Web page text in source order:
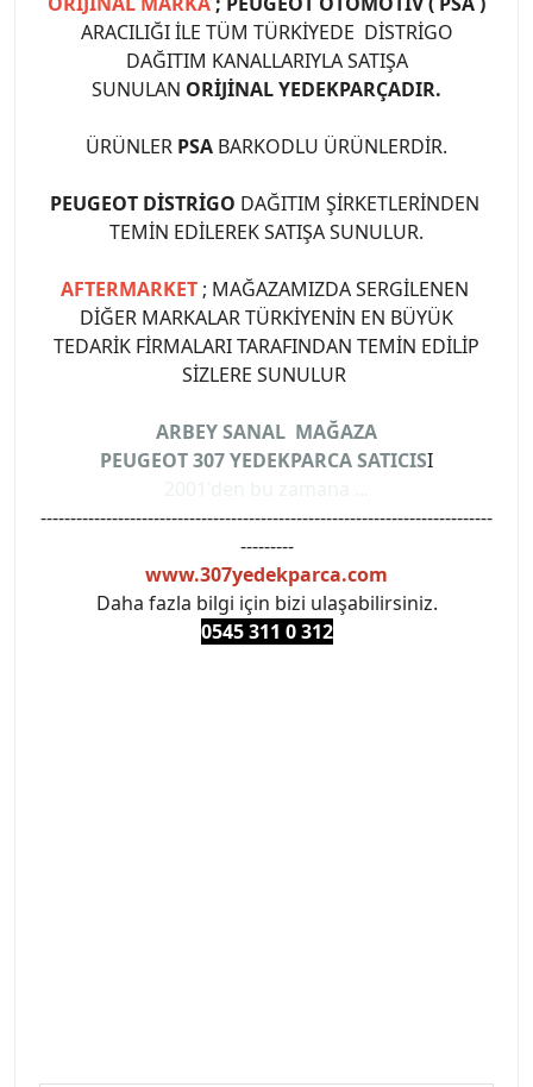
ARACILIĞI İLE TÜM TÜRKİYEDE DİSTRİGO
DAĞITIM KANALLARIYLA SATIŞA
SUNULAN ORİJİNAL YEDEKPARÇADIR.
ÜRÜNLER PSA BARKODLU ÜRÜNLERDİR.
PEUGEOT DİSTRİGO DAĞITIM ŞİRKETLERİNDEN
TEMİN EDİLEREK SATIŞA SUNULUR.
AFTERMARKET ; MAĞAZAMIZDA SERGİLENEN
DİĞER MARKALAR TÜRKİYENİN EN BÜYÜK
TEDARİK FİRMALARI TARAFINDAN TEMİN EDİLİP
SİZLERE SUNULUR
ARBEY SANAL MAĞAZA
PEUGEOT 307 YEDEKPARCA SATICISI
----------------------------------------------------------------------------
---------
www.307yedekparca.com
Daha fazla bilgi için bizi ulaşabilirsiniz.
0545 311 0 312